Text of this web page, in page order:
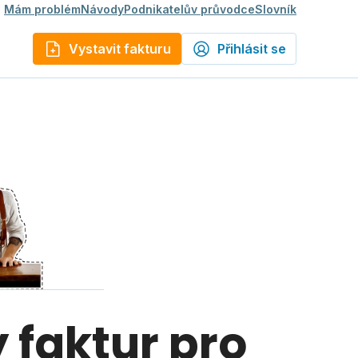
Mám problémNávodyPodnikatelův průvodceSlovník
Vystavit fakturu Přihlásit se
faktur pro